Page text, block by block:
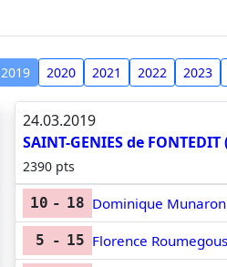
2019 2020 2021 2022 2023
24.03.2019
SAINT-GENIES de
2390 pts
10 - 18 Dominique Munaron
5 - 15 Florence Roumegous